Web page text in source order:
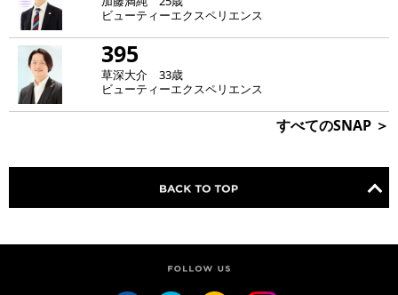
ビューティーエクスペリエンス
395
草深大介 33歳
ビューティーエクスペリエンス
すべてのSNAP ＞